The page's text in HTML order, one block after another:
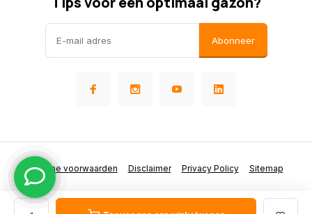
Abonneer
Algemene voorwaarden Disclaimer Privacy Policy Sitemap